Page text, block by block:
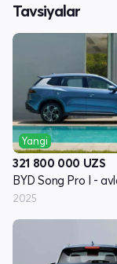
Tavsiyalar
Yangi
321 800 000 UZS
2025